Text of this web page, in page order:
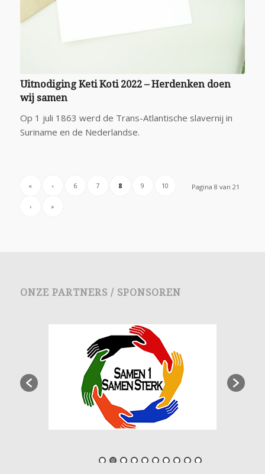
Uitnodiging Keti Koti 2022 – Herdenken doen
wij samen
Op 1 juli 1863 werd de Trans-Atlantische slavernij in
Suriname en de Nederlandse.
Pagina 8 van 21
« ‹ 6 7 8 9 10
› »
ONZE PARTNERS / SPONSOREN